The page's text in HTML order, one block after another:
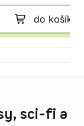
do košíku
sci-fi a